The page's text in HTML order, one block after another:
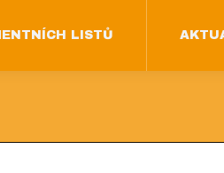
LISTŮ
LISTŮ